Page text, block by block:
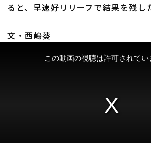
アルバイト募
ると、早速好リリーフで結果を残し
文・西嶋葵